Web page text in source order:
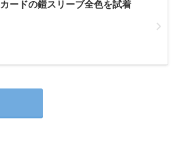
カードの鎧スリーブ全色を試着